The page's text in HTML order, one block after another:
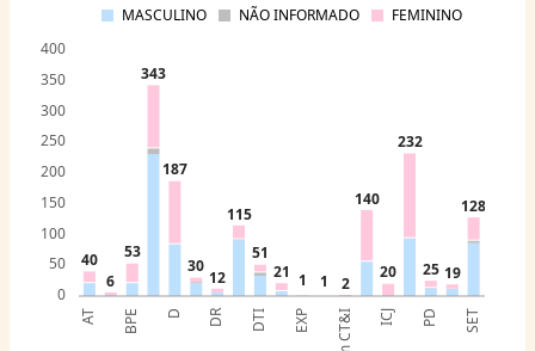
40
6
53
343
187
30
12
115
51
21 1 1 2
140
20
232
25 19
128
MASCULINO NÃO INFORMADO FEMININO
0
50
100
150
200
250
300
350
400
AT BPE D DR DTI EXP ICJ PD SET